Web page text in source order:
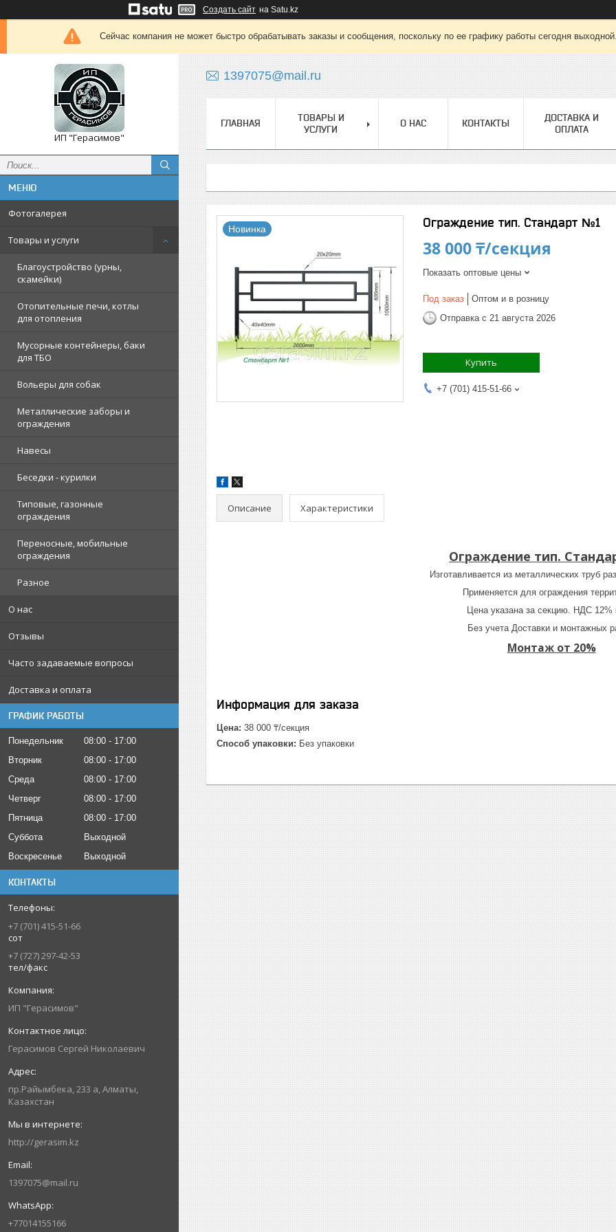
Создать сайт на Satu.kz
Сейчас компания не может быстро обрабатывать заказы и сообщения, поскольку по ее графику работы сегодня
ИП "Герасимов"
Фотогалерея
Товары и услуги
Благоустройство (урны,
скамейки)
Отопительные печи, котлы
для отопления
Мусорные контейнеры, баки
для ТБО
Вольеры для собак
Металлические заборы и
ограждения
Навесы
Беседки - курилки
Типовые, газонные
ограждения
Переносные, мобильные
ограждения
Разное
О нас
Отзывы
Часто задаваемые вопросы
Доставка и оплата
ГРАФИК РАБОТЫ
Понедельник 08:00
17:00
Вторник
08:00
17:00
Среда
08:00
17:00
Четверг
08:00
17:00
Пятница
08:00
17:00
Суббота
Выходной
Воскресенье
Выходной
КОНТАКТЫ
+7 (701) 415-51-66
сот
+7 (727) 297-42-53
тел/факс
ИП "Герасимов"
Герасимов Сергей Николаевич
пр.Райымбека, 233 а, Алматы,
Казахстан
http://gerasim.kz
1397075@mail.ru
+77014155166
1397075@mail.ru
ГЛАВНАЯ
ТОВАРЫ И
УСЛУГИ
О НАС КОНТАКТЫ
ДОСТАВКА И
ОПЛАТА
Новинка Ограждение тип. Стандарт №1
38 000 ₸/секция
Показать оптовые цены
Под заказ
Оптом и в розницу
Отправка с 21 августа 2026
Купить
+7 (701) 415-51-66
Описание Характеристики
Ограждение тип.
Изготавливается из металлических труб
Применяется для ограждения
Цена указана за секцию. НДС 12%
Без учета Доставки и монтажных
Монтаж от 20%
Информация для заказа
Цена: 38 000 ₸/секция
Способ упаковки: Без упаковки